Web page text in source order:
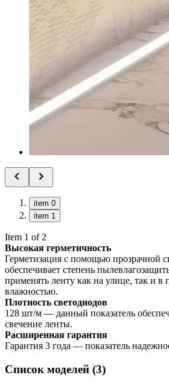
item 0
item 1
Item 1 of 2
Высокая герметичность
Герметизация с помощью прозрачной
обеспечивает степень
применять ленту как на улице, так и
влажностью.
Плотность светодиодов
128 шт/м — данный показатель
свечение ленты.
Расширенная гарантия
Гарантия 3 года — показатель
Список моделей (3)